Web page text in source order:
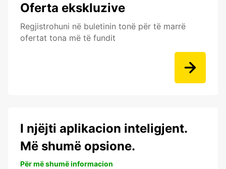
Oferta ekskluzive
Regjistrohuni në buletinin tonë për të marrë
ofertat tona më të fundit
I njëjti aplikacion inteligjent.
Më shumë opsione.
Për më shumë informacion